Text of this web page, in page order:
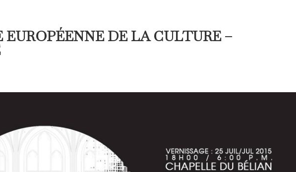
EUROPÉENNE DE LA CULTURE –